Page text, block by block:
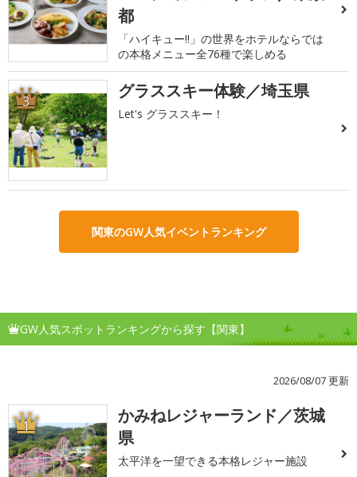
都
「ハイキュー!!」の世界をホテルならでは
の本格メニュー全76種で楽しめる
3 グラススキー体験／埼玉県
Let's グラススキー！
関東のGW人気イベントランキング
GW人気スポットランキングから探す【関東】
2026/08/07 更新
1
かみねレジャーランド／茨城
県
太平洋を一望できる本格レジャー施設